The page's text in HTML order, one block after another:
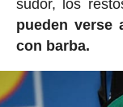
sudor, los
pueden verse
con barba.